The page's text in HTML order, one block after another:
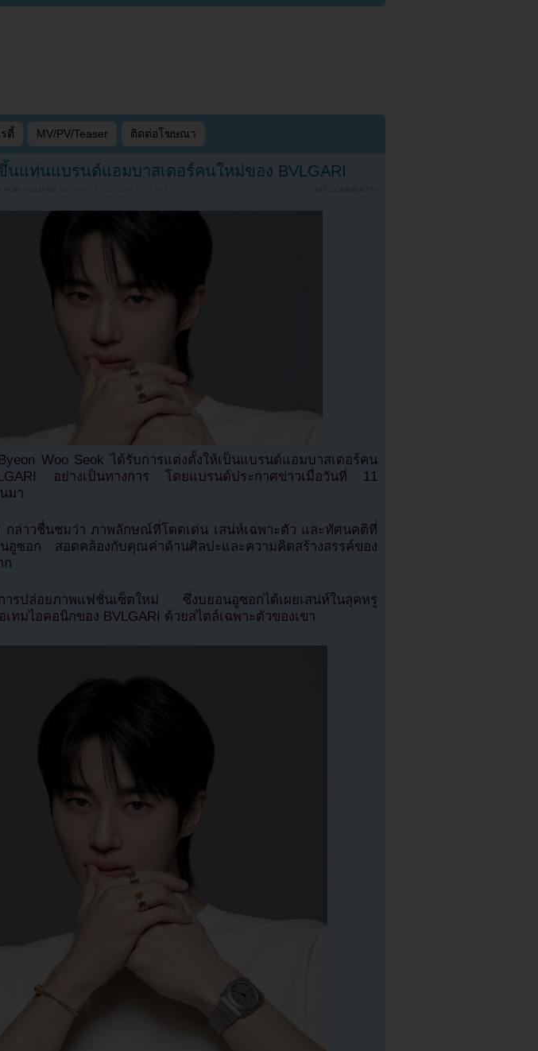
ตี้ MV/PV/Teaser ติดต่อโฆษณา
แท่นแบรนด์แอมบาสเดอร์คนใหม่ของ BVLGARI
KPOP YOUZAB NO COMMENTS
Woo Seok ได้รับการแต่งตั้งให้เป็นแบรนด์แอมบาสเดอร์คน
อย่างเป็นทางการ โดยแบรนด์ประกาศข่าวเมื่อวันที่ 11
มา
กล่าวชื่นชมว่า ภาพลักษณ์ที่โดดเด่น เสน่ห์เฉพาะตัว และทัศนคติที่
นอูซอก สอดคล้องกับคุณค่าด้านศิลปะและความคิดสร้างสรรค์ของ
ก
ารปล่อยภาพแฟชั่นเซ็ตใหม่ ซึ่งบยอนอูซอกได้เผยเสน่ห์ในลุคหรู
เทมไอคอนิกของ BVLGARI ด้วยสไตล์เฉพาะตัวของเขา